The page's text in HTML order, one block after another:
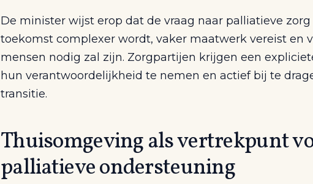
De minister wijst erop dat de vraag naar palliatieve zorg
toekomst complexer wordt, vaker maatwerk vereist en
mensen nodig zal zijn. Zorgpartijen krijgen een
hun verantwoordelijkheid te nemen en actief bij te
transitie.
Thuisomgeving als vertrekpunt
palliatieve ondersteuning